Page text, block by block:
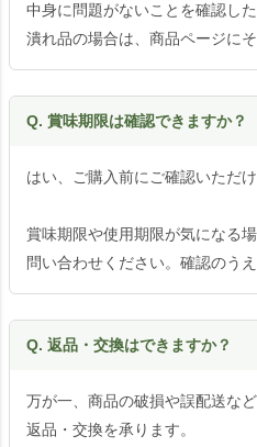
中身に問題がないことを確認し
潰れ品の場合は、商品ページに
Q. 賞味期限は確認できますか？
はい、ご購入前にご確認いただけ
賞味期限や使用期限が気になる
問い合わせください。確認のう
Q. 返品・交換はできますか？
万が一、商品の破損や誤配送な
返品・交換を承ります。